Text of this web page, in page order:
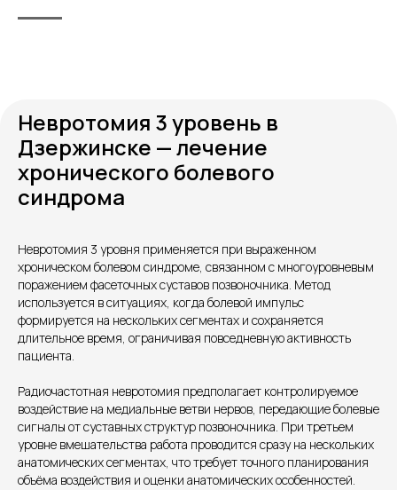
Невротомия 3 уровень в
Дзержинске — лечение
хронического болевого
синдрома
Невротомия 3 уровня применяется при выраженном
хроническом болевом синдроме, связанном с многоуровневым
поражением фасеточных суставов позвоночника. Метод
используется в ситуациях, когда болевой импульс
формируется на нескольких сегментах и сохраняется
длительное время, ограничивая повседневную активность
пациента.
Радиочастотная невротомия предполагает контролируемое
воздействие на медиальные ветви нервов, передающие болевые
сигналы от суставных структур позвоночника. При третьем
уровне вмешательства работа проводится сразу на нескольких
анатомических сегментах, что требует точного планирования
объёма воздействия и оценки анатомических особенностей.
Контакты